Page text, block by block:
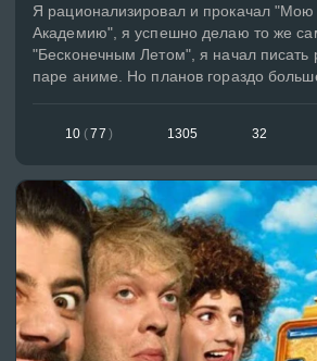
Я рационализировал и прокачал "Мою
Академию", я успешно делаю то же
"Бесконечным Летом", я начал
паре аниме. Но планов гораздо
10 (77 ) 1305 32